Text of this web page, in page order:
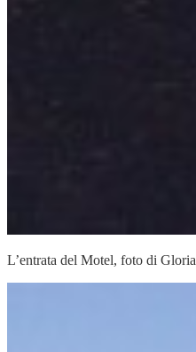
L’entrata del Motel, foto di Gloria